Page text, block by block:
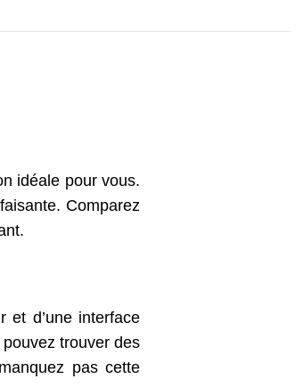
idéale pour vous.
Comparez
et d’une interface
trouver des
pas cette